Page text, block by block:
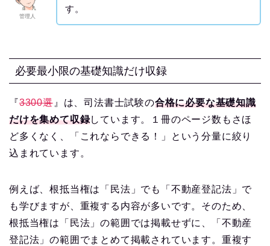
管理人
す。
必要最小限の基礎知識だけ収録
『3300選 』は、司法書士試験の合格に必要な基礎知識
だけを集めて収録しています。１冊のページ数もさほ
ど多くなく、「これならできる！」という分量に絞り
込まれています。
例えば、根抵当権は「民法」でも「不動産登記法」で
も学びますが、重複する内容が多いです。そのため、
根抵当権は「民法」の範囲では掲載せずに、「不動産
登記法」の範囲でまとめて掲載されています。重複す